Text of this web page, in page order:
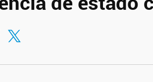
en Facebook
Compartir en Twitter